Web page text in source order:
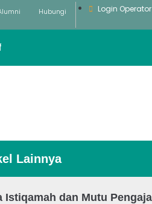
Hubungi Login Operator
Lainnya
Istiqamah dan Mutu